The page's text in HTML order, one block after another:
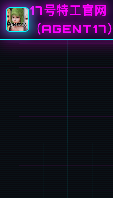
17号特工官网
（AGENT17）